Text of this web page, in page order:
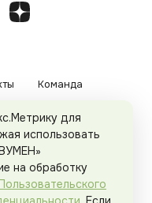
Команда
для
использовать
на обработку